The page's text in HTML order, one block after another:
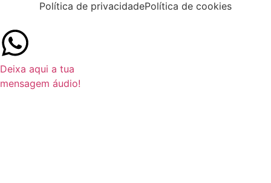
Política de privacidadePolítica de cookies
Deixa aqui a tua
mensagem áudio!